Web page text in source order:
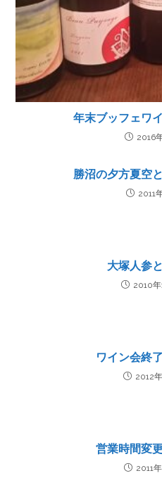
年末ブッフェワ
2016
勝沼の夕方夏空
2011
大塚人参
2010年
ワイン会終
2012
営業時間変
2011